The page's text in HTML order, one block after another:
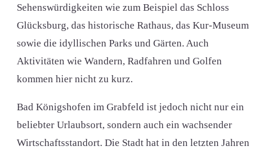
Sehenswürdigkeiten wie zum Beispiel das Schloss
Glücksburg, das historische Rathaus, das Kur-Museum
sowie die idyllischen Parks und Gärten. Auch
Aktivitäten wie Wandern, Radfahren und Golfen
kommen hier nicht zu kurz.
Bad Königshofen im Grabfeld ist jedoch nicht nur ein
beliebter Urlaubsort, sondern auch ein wachsender
Wirtschaftsstandort. Die Stadt hat in den letzten Jahren